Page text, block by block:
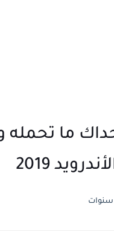
ما تحمله
2019
سنوات